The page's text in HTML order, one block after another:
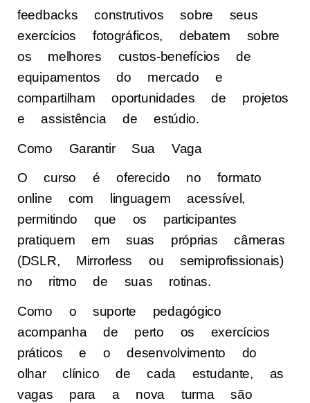
feedbacks construtivos sobre seus
exercícios fotográficos, debatem sobre
os melhores custos-benefícios de
equipamentos do mercado e
compartilham oportunidades de projetos
e assistência de estúdio.
Como Garantir Sua Vaga
O curso é oferecido no formato
online com linguagem acessível,
permitindo que os participantes
pratiquem em suas próprias câmeras
(DSLR, Mirrorless ou semiprofissionais)
no ritmo de suas rotinas.
Como o suporte pedagógico
acompanha de perto os exercícios
práticos e o desenvolvimento do
olhar clínico de cada estudante, as
vagas para a nova turma são